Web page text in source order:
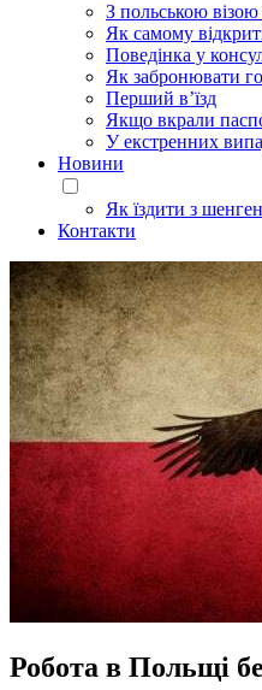
З польською
Як самому
Поведінка у
Як забронювати
Перший в’їзд
Якщо вкрали
У екстренних
Новини
Як їздити з
Контакти
Робота в Польщі